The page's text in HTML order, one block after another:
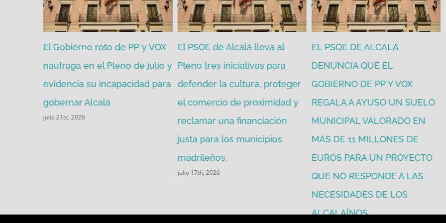
El Gobierno roto de PP y VOX
naufraga en el Pleno de julio y
evidencia su incapacidad para
gobernar Alcalá
julio 21st, 2026
El PSOE de Alcalá lleva al
Pleno tres iniciativas para
defender la cultura, proteger
el comercio de proximidad y
reclamar una financiación
justa para los municipios
madrileños.
julio 17th, 2026
EL PSOE DE ALCALÁ
DENUNCIA QUE EL
GOBIERNO DE PP Y VOX
REGALA A AYUSO UN SUELO
MUNICIPAL VALORADO EN
MÁS DE 11 MILLONES DE
EUROS PARA UN PROYECTO
QUE NO RESPONDE A LAS
NECESIDADES DE LOS
ALCALAÍNOS.